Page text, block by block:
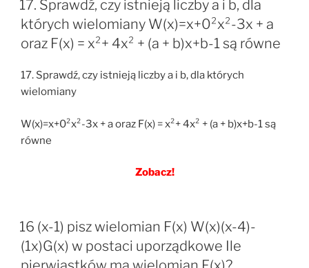
17. Sprawdź, czy istnieją liczby a i b, dla
których wielomiany W(x)=x+0²x²-3x + a
oraz F(x) = x²+ 4x² + (a + b)x+b-1 są równe
17. Sprawdź, czy istnieją liczby a i b, dla których
wielomiany
W(x)=x+0²x²-3x + a oraz F(x) = x²+ 4x² + (a + b)x+b-1 są
równe
Zobacz!
16 (x-1) pisz wielomian F(x) W(x)(x-4)-
(1x)G(x) w postaci uporządkowe Ile